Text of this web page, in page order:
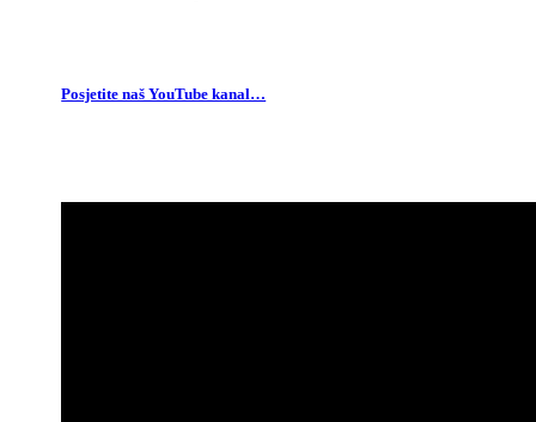
Posjetite naš YouTube kanal…